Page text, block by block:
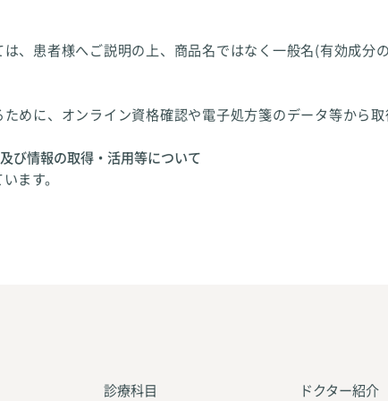
、患者様へご説明の上、商品名ではなく一般名(有効成分
めに、オンライン資格確認や電子処方箋のデータ等から取
び情報の取得・活用等について
ます。
診療科目 ドクター紹介